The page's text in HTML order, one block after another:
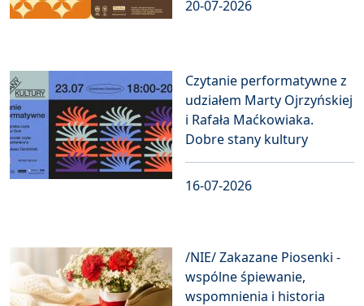
20-07-2026
Czytanie performatywne z
udziałem Marty Ojrzyńskiej
i Rafała Maćkowiaka.
Dobre stany kultury
16-07-2026
/NIE/ Zakazane Piosenki -
wspólne śpiewanie,
wspomnienia i historia